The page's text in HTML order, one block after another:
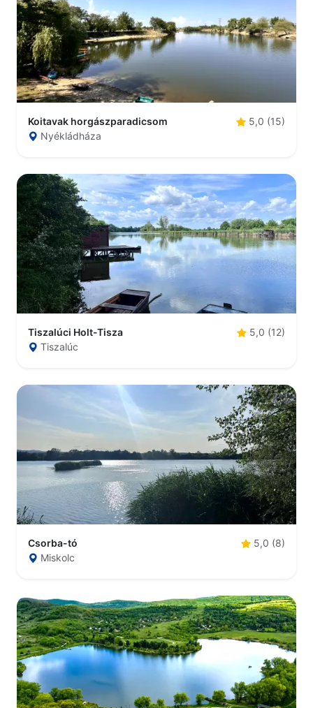
Koitavak horgászparadicsom
5,0 (15)
Nyékládháza
Tiszalúci Holt-Tisza
5,0 (12)
Tiszalúc
Csorba-tó
5,0 (8)
Miskolc